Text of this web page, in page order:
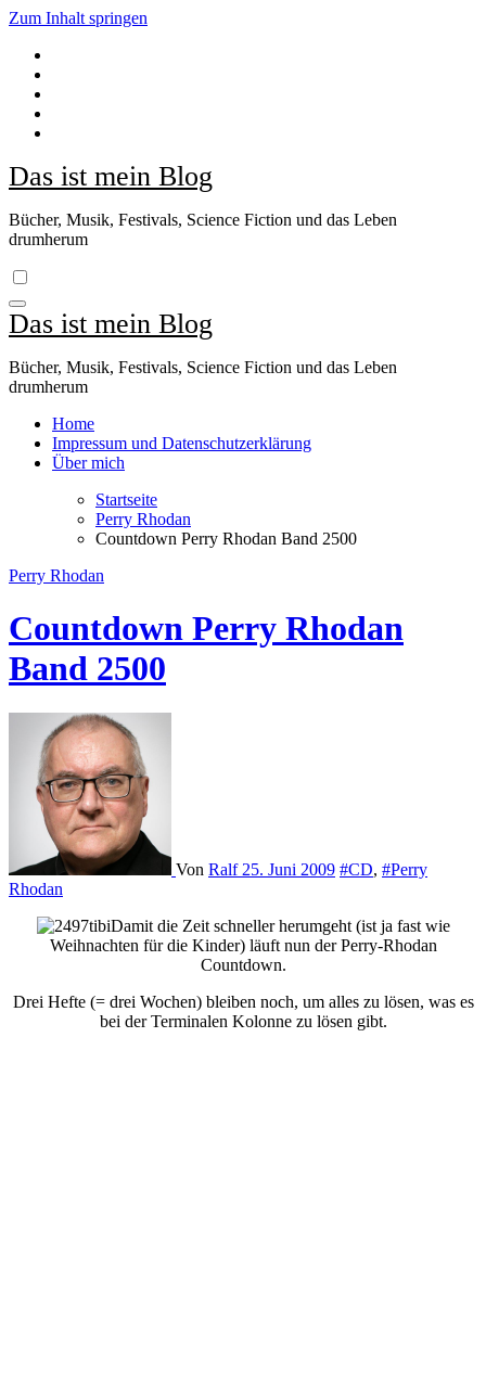
Zum Inhalt springen
Das ist mein Blog
Bücher, Musik, Festivals, Science Fiction und das Leben
drumherum
Das ist mein Blog
Bücher, Musik, Festivals, Science Fiction und das Leben
drumherum
Home
Impressum und Datenschutzerklärung
Über mich
Startseite
Perry Rhodan
Countdown Perry Rhodan Band 2500
Perry Rhodan
Countdown Perry Rhodan
Band 2500
Von Ralf 25. Juni 2009 #CD, #Perry
Rhodan
Damit die Zeit schneller herumgeht (ist ja fast wie
Weihnachten für die Kinder) läuft nun der Perry-Rhodan
Countdown.
Drei Hefte (= drei Wochen) bleiben noch, um alles zu lösen, was es
bei der Terminalen Kolonne zu lösen gibt.